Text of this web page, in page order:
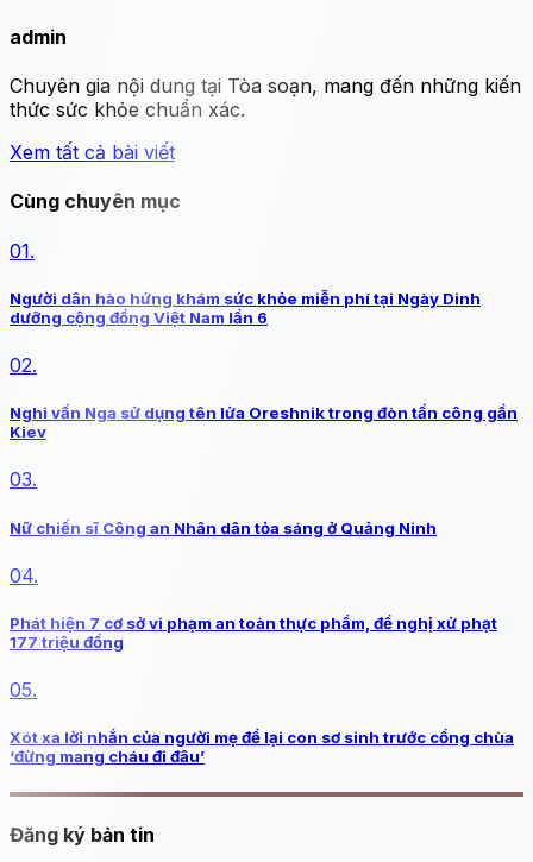
admin
Chuyên gia nội dung tại Tòa soạn, mang đến những kiến
thức sức khỏe chuẩn xác.
Xem tất cả bài viết
Cùng chuyên mục
01.
Người dân hào hứng khám sức khỏe miễn phí tại Ngày Dinh
dưỡng cộng đồng Việt Nam lần 6
02.
Nghi vấn Nga sử dụng tên lửa Oreshnik trong đòn tấn công gần
Kiev
03.
Nữ chiến sĩ Công an Nhân dân tỏa sáng ở Quảng Ninh
04.
Phát hiện 7 cơ sở vi phạm an toàn thực phẩm, đề nghị xử phạt
177 triệu đồng
05.
Xót xa lời nhắn của người mẹ để lại con sơ sinh trước cổng chùa
‘đừng mang cháu đi đâu’
Đăng ký bản tin